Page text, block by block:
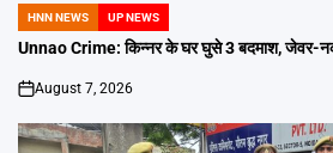
POSTED
IN
HNN NEWS UP NEWS
Unnao Crime: किन्नर के घर घुसे 3 बदमाश, जेवर-
on
August 7, 2026